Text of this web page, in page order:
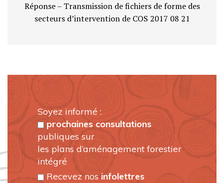
Réponse – Transmission de fichiers de forme des
secteurs d’intervention de COS 2017 08 21
Soyez informé :
prochaines consultations
publiques sur
les plans d’aménagement forestier
intégré
Recevez nosinfolettres